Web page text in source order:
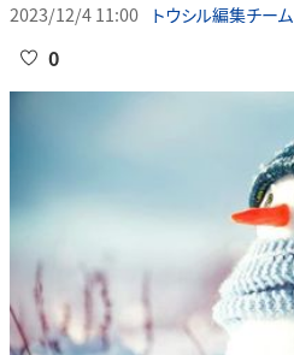
2023/12/4 11:00 トウシル編集チーム
0